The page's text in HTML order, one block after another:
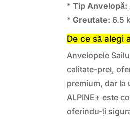
*Tip Anvelopă:
*Greutate: 6.5
De ce să alegi
Anvelopele
calitate-preț,
premium, dar la
ALPINE+ este
oferindu-ți